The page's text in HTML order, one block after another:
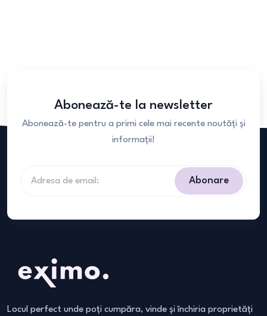
Abonează-te la newsletter
Abonează-te pentru a primi cele mai recente noutăți și
informații!
Abonare
Locul perfect unde poți cumpăra, vinde și închiria proprietăți